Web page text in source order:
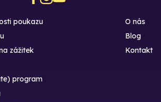
poukazu
zážitek
O nás
Blog
Kontakt
program